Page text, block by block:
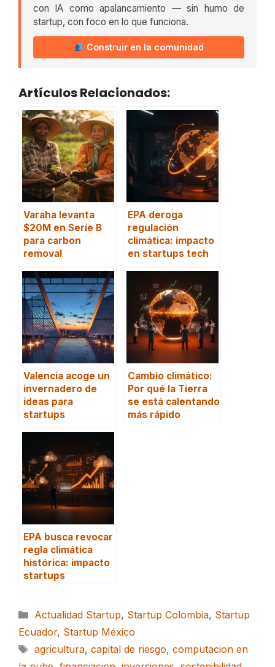
con IA como apalancamiento — sin humo de
startup, con foco en lo que funciona.
Construir en la comunidad
Artículos Relacionados:
Varaha levanta
$20M en Serie B
para carbon
removal
EPA deroga
regulación
climática: impacto
en startups tech
Valencia acoge un
invernadero de
ideas para
startups
Cambio climático:
Por qué la Tierra
se está calentando
más rápido
EPA busca revocar
regla climática
histórica: impacto
startups
Categorías
Actualidad Startup, Startup Colombia, Startup
Ecuador, Startup México
Etiquetas
agricultura, capital de riesgo, computacion en